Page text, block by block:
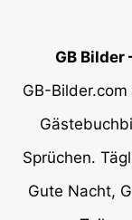
GB Bilder
GB-
Sprüchen.
Gute Nacht,